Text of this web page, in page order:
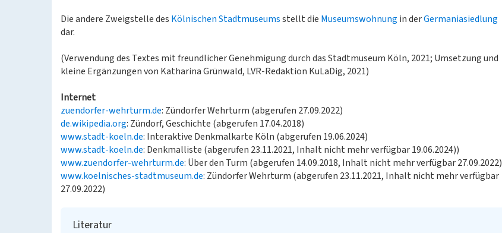
Die andere Zweigstelle des Kölnischen Stadtmuseumsstellt die Museumswohnung in derGermaniasiedlung
dar.
(Verwendung des Textes mit freundlicher Genehmigung durch das Stadtmuseum Köln, 2021; Umsetzung und
kleine Ergänzungen von Katharina Grünwald, LVR-Redaktion KuLaDig, 2021)
Internet
zuendorfer-wehrturm.de: Zündorfer Wehrturm (abgerufen 27.09.2022)
de.wikipedia.org: Zündorf, Geschichte (abgerufen 17.04.2018)
www.stadt-koeln.de: Interaktive Denkmalkarte Köln (abgerufen 19.06.2024)
www.stadt-koeln.de: Denkmalliste (abgerufen 23.11.2021, Inhalt nicht mehr verfügbar 19.06.2024))
www.zuendorfer-wehrturm.de: Über den Turm (abgerufen 14.09.2018, Inhalt nicht mehr verfügbar 27.09.2022)
www.koelnisches-stadtmuseum.de: Zündorfer Wehrturm (abgerufen 23.11.2021, Inhalt nicht mehr verfügbar
27.09.2022)
Literatur